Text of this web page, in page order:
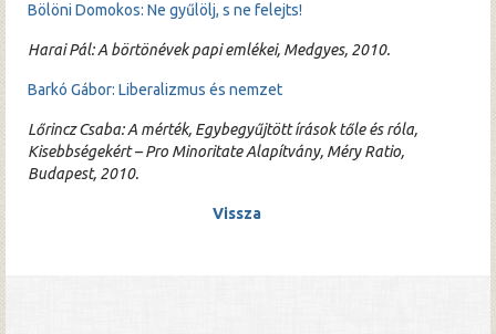
Bölöni Domokos: Ne gyűlölj, s ne felejts!
Harai Pál: A börtönévek papi emlékei, Medgyes, 2010.
Barkó Gábor: Liberalizmus és nemzet
Lőrincz Csaba: A mérték, Egybegyűjtött írások tőle és róla,
Kisebbségekért – Pro Minoritate Alapítvány, Méry Ratio,
Budapest, 2010.
Vissza